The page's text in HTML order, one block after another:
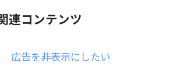
連コンテンツ
広告を非表示にしたい